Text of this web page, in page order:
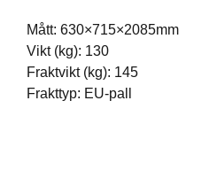
Mått: 630×715×2085mm
Vikt (kg): 130
Fraktvikt (kg): 145
Frakttyp: EU-pall